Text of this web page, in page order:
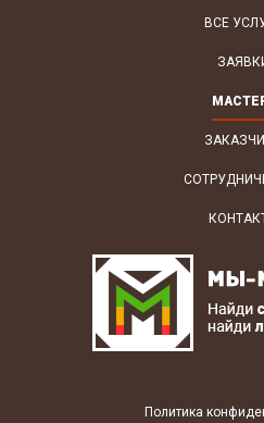
ВСЕ
Политика